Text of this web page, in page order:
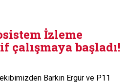
İzleme
çalışmaya başladı!
Barkın Ergür ve P11